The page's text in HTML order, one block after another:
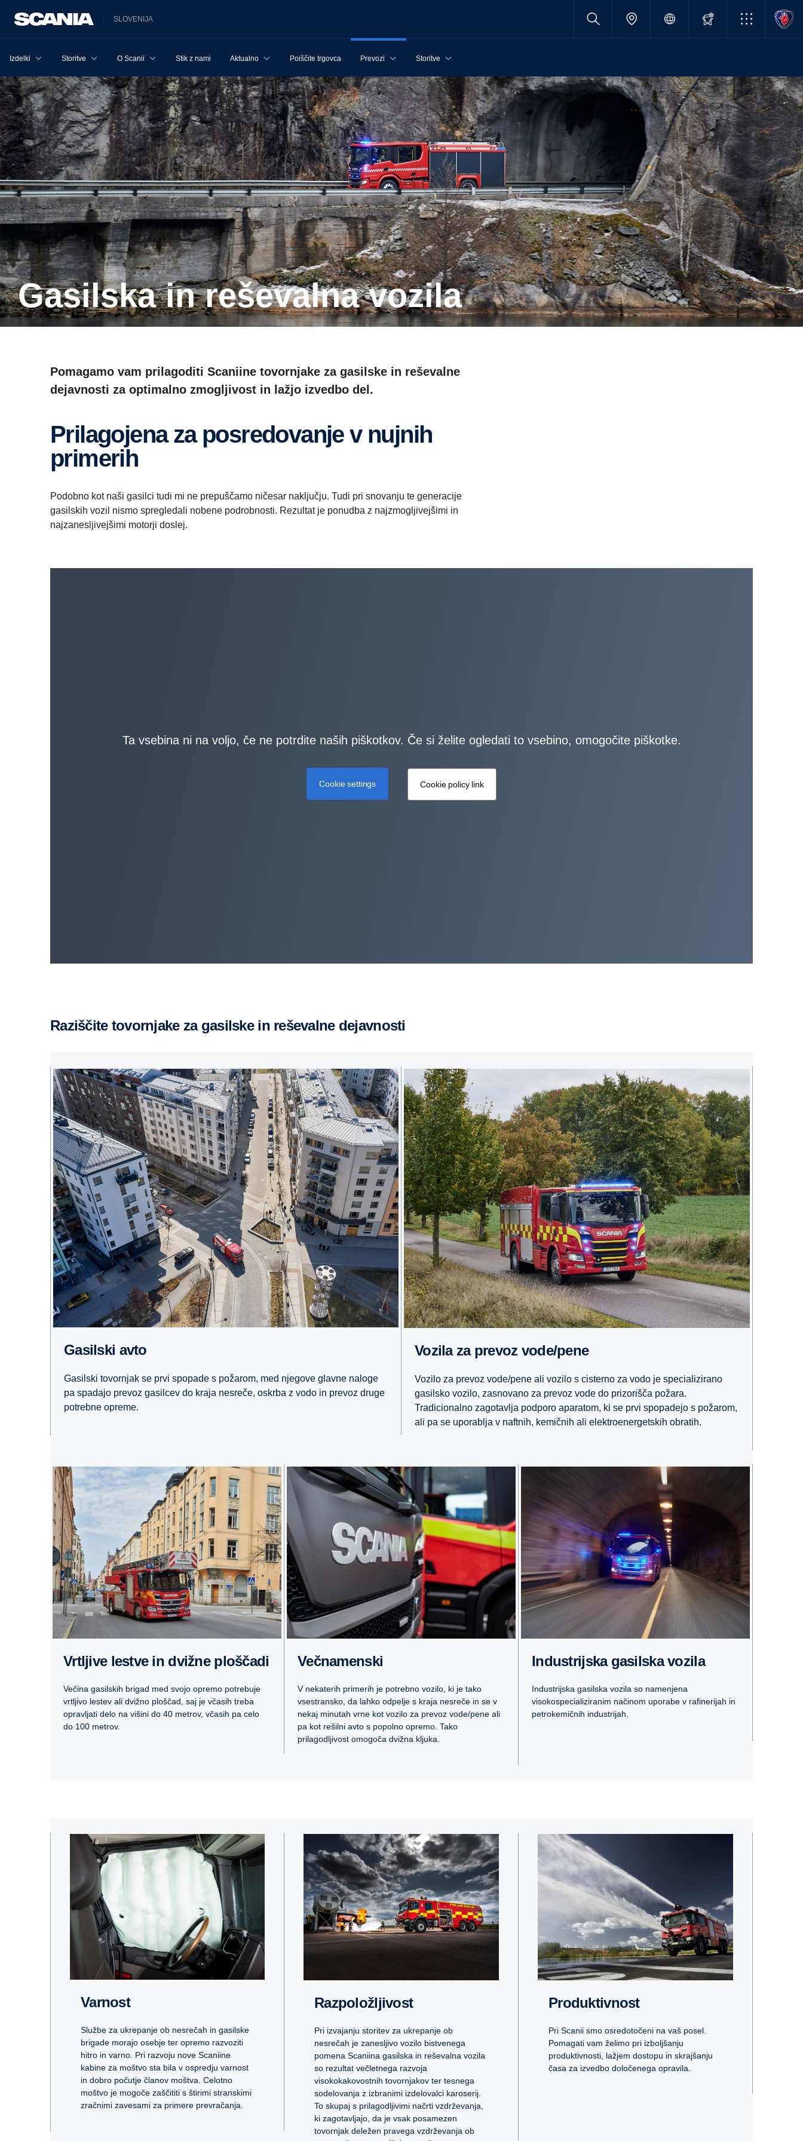
SLOVENIJA
Izdelki Storitve O Scanii Stik z nami Aktualno Poiščite trgovca Prevozi Storitve
Gasilska in reševalna vozila
Pomagamo vam prilagoditi Scaniine tovornjake za gasilske in reševalne
dejavnosti za optimalno zmogljivost in lažjo izvedbo del.
Prilagojena za posredovanje v nujnih
primerih
Podobno kot naši gasilci tudi mi ne prepuščamo ničesar naključju. Tudi pri snovanju te generacije
gasilskih vozil nismo spregledali nobene podrobnosti. Rezultat je ponudba z najzmogljivejšimi in
najzanesljivejšimi motorji doslej.
Ta vsebina ni na voljo, če ne potrdite naših piškotkov. Če si želite ogledati to vsebino, omogočite piškotke.
Cookie settings Cookie policy link
Raziščite tovornjake za gasilske in reševalne dejavnosti
Gasilski avto
Gasilski tovornjak se prvi spopade s požarom, med njegove glavne naloge
pa spadajo prevoz gasilcev do kraja nesreče, oskrba z vodo in prevoz druge
potrebne opreme.
Vozila za prevoz vode/pene
Vozilo za prevoz vode/pene ali vozilo s cisterno za vodo je specializirano
gasilsko vozilo, zasnovano za prevoz vode do prizorišča požara.
Tradicionalno zagotavlja podporo aparatom, ki se prvi spopadejo s požarom,
ali pa se uporablja v naftnih, kemičnih ali elektroenergetskih obratih.
Vrtljive lestve in dvižne ploščadi
Večina gasilskih brigad med svojo opremo potrebuje
vrtljivo lestev ali dvižno ploščad, saj je včasih treba
opravljati delo na višini do 40 metrov, včasih pa celo
do 100 metrov.
Večnamenski
V nekaterih primerih je potrebno vozilo, ki je tako
vsestransko, da lahko odpelje s kraja nesreče in se v
nekaj minutah vrne kot vozilo za prevoz vode/pene ali
pa kot rešilni avto s popolno opremo. Tako
prilagodljivost omogoča dvižna kljuka.
Industrijska gasilska vozila
Industrijska gasilska vozila so namenjena
visokospecializiranim načinom uporabe v rafinerijah in
petrokemičnih industrijah.
Varnost
Službe za ukrepanje ob nesrečah in gasilske
brigade morajo osebje ter opremo razvoziti
hitro in varno. Pri razvoju nove Scaniine
kabine za moštvo sta bila v ospredju varnost
in dobro počutje članov moštva. Celotno
moštvo je mogoče zaščititi s štirimi stranskimi
zračnimi zavesami za primere prevračanja.
Razpoložljivost
Pri izvajanju storitev za ukrepanje ob
nesrečah je zanesljivo vozilo bistvenega
pomena Scaniina gasilska in reševalna vozila
so rezultat večletnega razvoja
visokokakovostnih tovornjakov ter tesnega
sodelovanja z izbranimi izdelovalci karoserij.
To skupaj s prilagodljivimi načrti vzdrževanja,
ki zagotavljajo, da je vsak posamezen
tovornjak deležen pravega vzdrževanja ob
Produktivnost
Pri Scanii smo osredotočeni na vaš posel.
Pomagati vam želimo pri izboljšanju
produktivnosti, lažjem dostopu in skrajšanju
časa za izvedbo določenega opravila.